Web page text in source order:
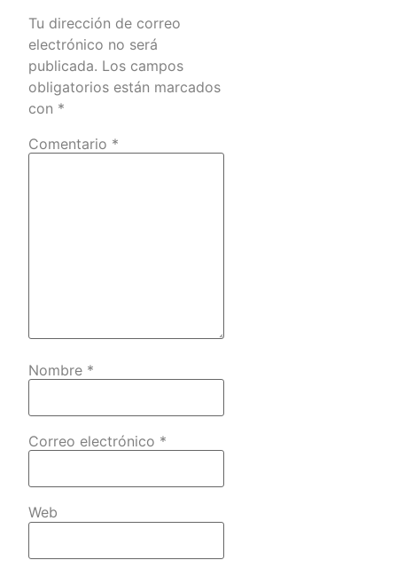
Tu dirección de correo
electrónico no será
publicada. Los campos
obligatorios están marcados
con *
Comentario *
Nombre *
Correo electrónico *
Web